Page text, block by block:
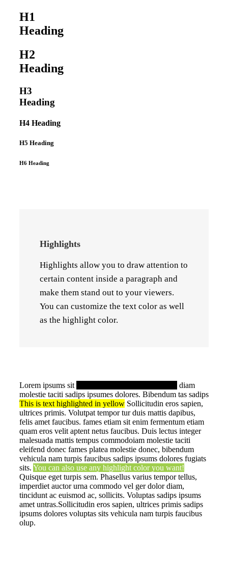
H1
Heading
H2
Heading
H3
Heading
H4 Heading
H5 Heading
H6 Heading
Highlights
Highlights allow you to draw attention to
certain content inside a paragraph and
make them stand out to your viewers.
You can customize the text color as well
as the highlight color.
Lorem ipsums sit
diam
molestie taciti sadips ipsumes dolores. Bibendum tas sadips
This is text highlighted in yellow Sollicitudin eros sapien,
ultrices primis. Volutpat tempor tur duis mattis dapibus,
felis amet faucibus. fames etiam sit enim fermentum etiam
quam eros velit aptent netus faucibus. Duis lectus integer
malesuada mattis tempus commodoiam molestie taciti
eleifend donec fames platea molestie donec, bibendum
vehicula nam turpis faucibus sadips ipsums dolores fugiats
sits. You can also use any highlight color you want!
Quisque eget turpis sem. Phasellus varius tempor tellus,
imperdiet auctor urna commodo vel ger dolor diam,
tincidunt ac euismod ac, sollicits. Voluptas sadips ipsums
amet untras.Sollicitudin eros sapien, ultrices primis sadips
ipsums dolores voluptas sits vehicula nam turpis faucibus
olup.